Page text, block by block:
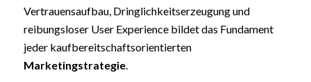
Vertrauensaufbau, Dringlichkeitserzeugung und
reibungsloser User Experience bildet das Fundament
jeder kaufbereitschaftsorientierten
Marketingstrategie.